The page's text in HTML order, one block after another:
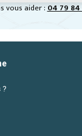
vous aider :04 79 84
?